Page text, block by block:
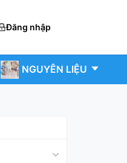
Đăng nhập
NGUYÊN LIỆU